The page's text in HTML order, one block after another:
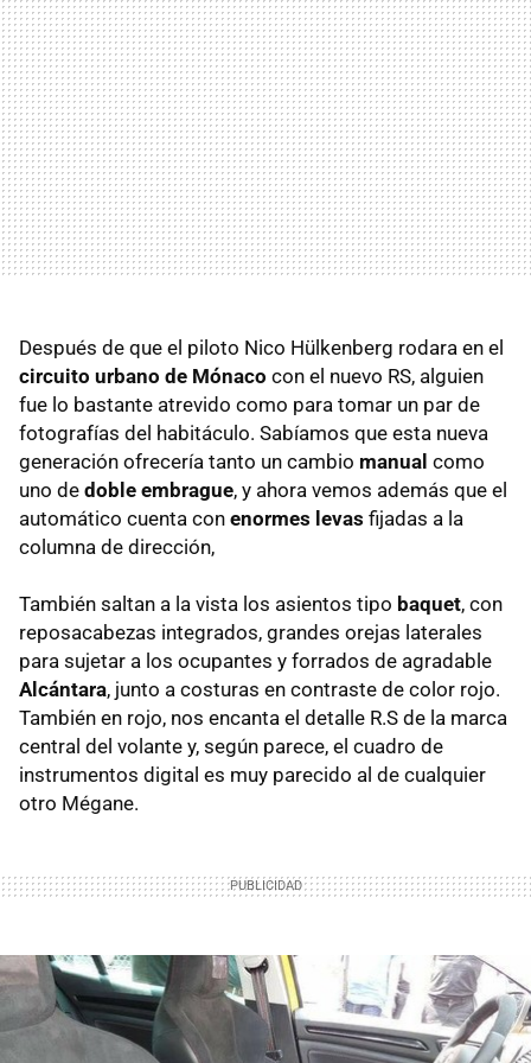
Después de que el piloto Nico Hülkenberg rodara en el
circuito urbano de Mónaco con el nuevo RS, alguien
fue lo bastante atrevido como para tomar un par de
fotografías del habitáculo. Sabíamos que esta nueva
generación ofrecería tanto un cambio manual como
uno de doble embrague, y ahora vemos además que el
automático cuenta con enormes levas fijadas a la
columna de dirección,
También saltan a la vista los asientos tipo baquet, con
reposacabezas integrados, grandes orejas laterales
para sujetar a los ocupantes y forrados de agradable
Alcántara, junto a costuras en contraste de color rojo.
También en rojo, nos encanta el detalle R.S de la marca
central del volante y, según parece, el cuadro de
instrumentos digital es muy parecido al de cualquier
otro Mégane.